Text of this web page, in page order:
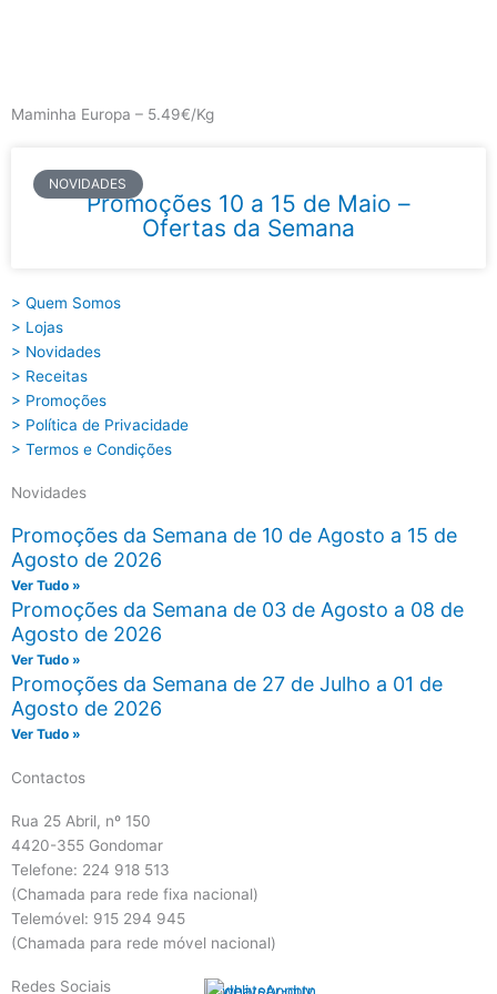
Maminha Europa – 5.49€/Kg
NOVIDADES
Promoções 10 a 15 de Maio –
Ofertas da Semana
> Quem Somos
> Lojas
> Novidades
> Receitas
> Promoções
> Política de Privacidade
> Termos e Condições
Novidades
Promoções da Semana de 10 de Agosto a 15 de
Agosto de 2026
Ver Tudo »
Promoções da Semana de 03 de Agosto a 08 de
Agosto de 2026
Ver Tudo »
Promoções da Semana de 27 de Julho a 01 de
Agosto de 2026
Ver Tudo »
Contactos
Rua 25 Abril, nº 150
4420-355 Gondomar
Telefone: 224 918 513
(Chamada para rede fixa nacional)
Telemóvel: 915 294 945
(Chamada para rede móvel nacional)
Redes Sociais